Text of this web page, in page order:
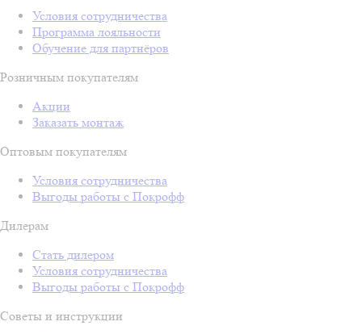
Условия сотрудничества
Программа лояльности
Обучение для партнёров
Розничным покупателям
Акции
Заказать монтаж
Оптовым покупателям
Условия сотрудничества
Выгоды работы с Покрофф
Дилерам
Стать дилером
Условия сотрудничества
Выгоды работы с Покрофф
Советы и инструкции